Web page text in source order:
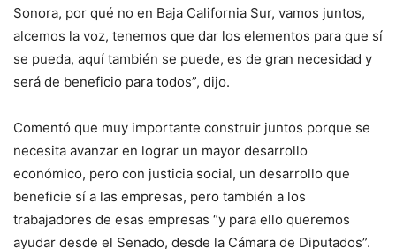
Sonora, por qué no en Baja California Sur, vamos juntos,
alcemos la voz, tenemos que dar los elementos para que sí
se pueda, aquí también se puede, es de gran necesidad y
será de beneficio para todos”, dijo.
Comentó que muy importante construir juntos porque se
necesita avanzar en lograr un mayor desarrollo
económico, pero con justicia social, un desarrollo que
beneficie sí a las empresas, pero también a los
trabajadores de esas empresas “y para ello queremos
ayudar desde el Senado, desde la Cámara de Diputados”.